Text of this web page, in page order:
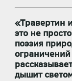
«Травертин
это не
поэзия
ограничений
дышит